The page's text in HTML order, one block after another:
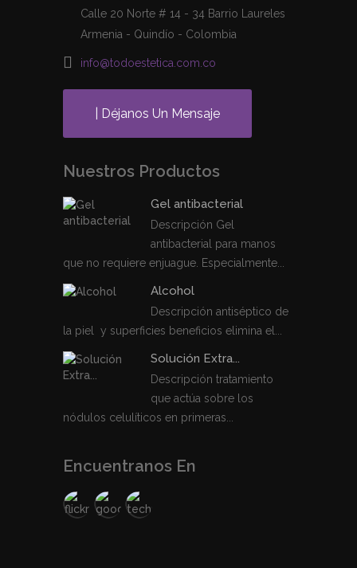
Calle 20 Norte # 14 - 34 Barrio Laureles
Armenia - Quindío - Colombia
info@todoestetica.com.co
| Déjanos Un Mensaje
Nuestros Productos
Gel antibacterial
Descripción Gel
antibacterial para manos
que no requiere enjuague. Especialmente...
Alcohol
Descripción antiséptico de
la piel y superficies beneficios elimina el...
Solución Extra...
Descripción tratamiento
que actúa sobre los
nódulos celulíticos en primeras...
Encuentranos En